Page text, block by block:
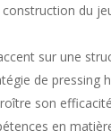
du
sur une
de
son
en